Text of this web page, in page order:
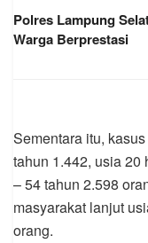
Polres Lampung
Warga Berprestasi
Sementara itu,
tahun 1.442, usia 20
– 54 tahun 2.598
masyarakat lanjut
orang.